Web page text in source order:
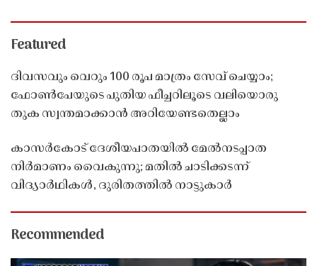
Featured
ദിവസവും വെറും 100 രൂപ മാത്രം സേവ് ചെയ്യാം;
ഫോൺപേയുടെ പുതിയ ഫീച്ചറിലൂടെ വലിയൊരു
തുക സ്വന്തമാക്കാൻ അറിയേണ്ടതെല്ലാം
കാസർകോട് ദേശീയപാതയിൽ മേൽനടപ്പാത
നിർമാണം വൈകുന്നു; മതിൽ ചാടിക്കടന്ന്
വിദ്യാർഥികൾ, ദുരിതത്തിൽ നാട്ടുകാർ
Recommended